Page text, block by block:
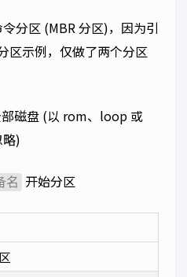
分区 (MBR 分区)，因为引
区示例，仅做了两个分区
磁盘 (以 rom、loop 或
)
开始分区